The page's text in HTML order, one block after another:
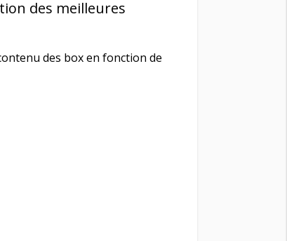
des meilleures
des box en fonction de